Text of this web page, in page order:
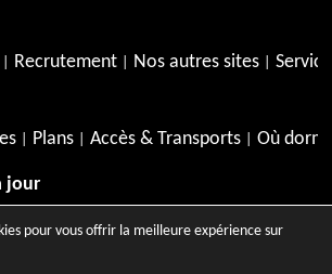
Recrutement Nos autres sites
Plans Accès & Transports Où
jour
pour vous offrir la meilleure expérience sur